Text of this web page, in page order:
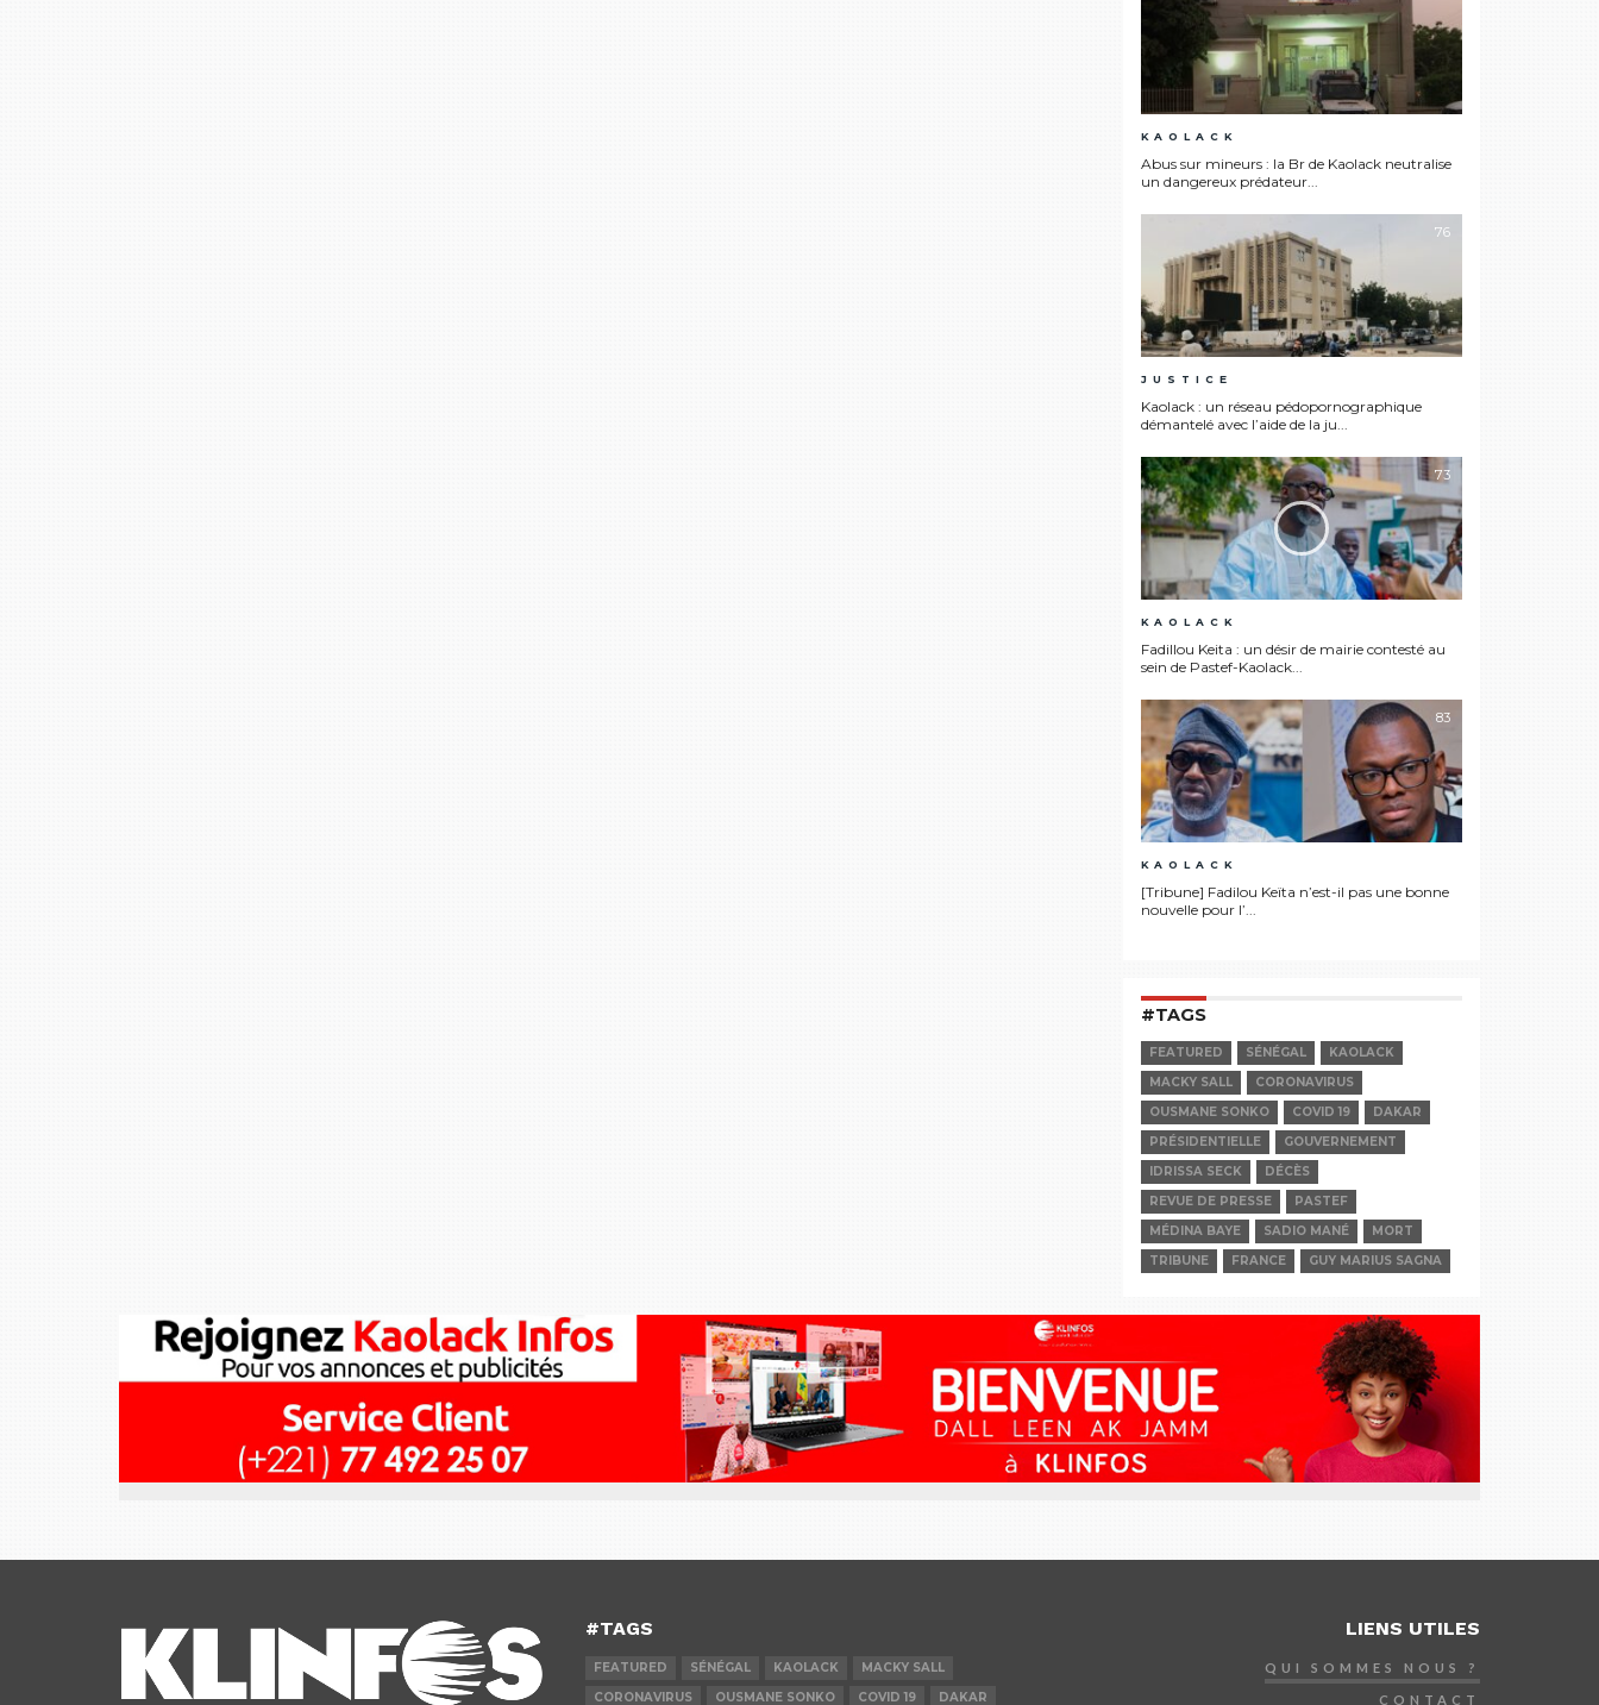
KAOLACK
Abus sur mineurs : la Br de Kaolack neutralise
un dangereux prédateur...
76
JUSTICE
Kaolack : un réseau pédopornographique
démantelé avec l’aide de la ju...
73
KAOLACK
Fadillou Keita : un désir de mairie contesté au
sein de Pastef-Kaolack...
83
KAOLACK
[Tribune] Fadilou Keïta n’est-il pas une bonne
nouvelle pour l’...
#TAGS
FEATURED SÉNÉGAL
KAOLACK
MACKY SALL
CORONAVIRUS
OUSMANE SONKO
COVID 19
DAKAR
PRÉSIDENTIELLE
GOUVERNEMENT
IDRISSA SECK
DÉCÈS
REVUE DE PRESSE
PASTEF
MÉDINA BAYE
SADIO MANÉ
MORT
TRIBUNE
FRANCE GUY MARIUS SAGNA
#TAGS
FEATURED SÉNÉGAL KAOLACK
MACKY SALL
CORONAVIRUS
OUSMANE SONKO COVID 19 DAKAR
LIENS UTILES
QUI SOMMES NOUS ?
CONTACT